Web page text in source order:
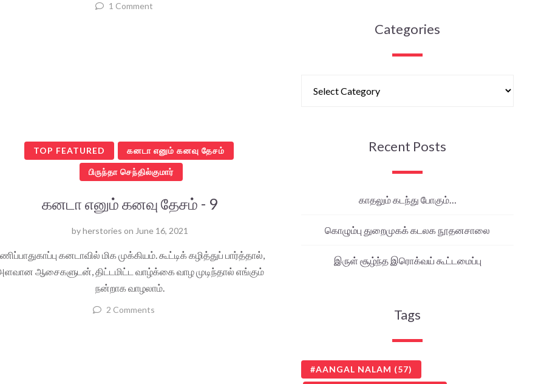
1 Comment
TOP FEATURED கனடா எனும் கனவு தேசம்
பிருந்தா செந்தில்குமார்
கனடா எனும் கனவு தேசம் - 9
byherstories on June 16, 2021
கனடாவில் மிக முக்கியம். கூட்டிக் கழித்துப் பார்த்தால்,
ஆசைகளுடன், திட்டமிட்ட வாழ்க்கை வாழ முடிந்தால் எங்கும்
நன்றாக வாழலாம்.
2 Comments
Categories
Recent Posts
காதலும் கடந்து போகும்…
கொழும்பு துறைமுகக் கடலக நூதனசாலை
இருள் சூழ்ந்த இரொக்வய் கூட்டமைப்பு
Tags
AANGAL NALAM (57)